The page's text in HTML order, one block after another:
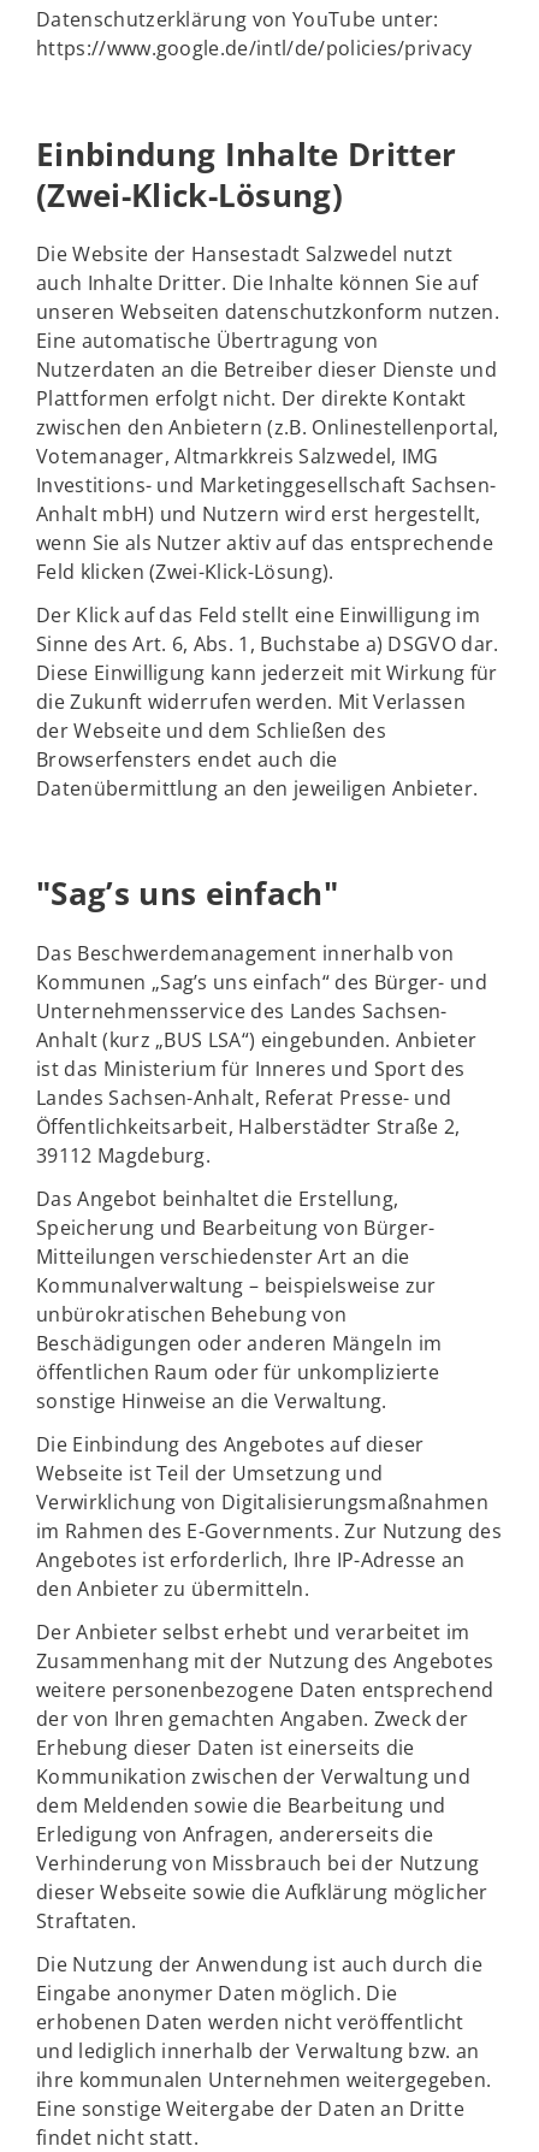
Datenschutzerklärung von YouTube unter:
https://www.google.de/intl/de/policies/privacy
Einbindung Inhalte Dritter
(Zwei-Klick-Lösung)
Die Website der Hansestadt Salzwedel nutzt
auch Inhalte Dritter. Die Inhalte können Sie auf
unseren Webseiten datenschutzkonform nutzen.
Eine automatische Übertragung von
Nutzerdaten an die Betreiber dieser Dienste und
Plattformen erfolgt nicht. Der direkte Kontakt
zwischen den Anbietern (z.B. Onlinestellenportal,
Votemanager, Altmarkkreis Salzwedel, IMG
Investitions- und Marketinggesellschaft Sachsen-
Anhalt mbH) und Nutzern wird erst hergestellt,
wenn Sie als Nutzer aktiv auf das entsprechende
Feld klicken (Zwei-Klick-Lösung).
Der Klick auf das Feld stellt eine Einwilligung im
Sinne des Art. 6, Abs. 1, Buchstabe a) DSGVO dar.
Diese Einwilligung kann jederzeit mit Wirkung für
die Zukunft widerrufen werden. Mit Verlassen
der Webseite und dem Schließen des
Browserfensters endet auch die
Datenübermittlung an den jeweiligen Anbieter.
"Sag’s uns einfach"
Das Beschwerdemanagement innerhalb von
Kommunen „Sag’s uns einfach“ des Bürger- und
Unternehmensservice des Landes Sachsen-
Anhalt (kurz „BUS LSA“) eingebunden. Anbieter
ist das Ministerium für Inneres und Sport des
Landes Sachsen-Anhalt, Referat Presse- und
Öffentlichkeitsarbeit, Halberstädter Straße 2,
39112 Magdeburg.
Das Angebot beinhaltet die Erstellung,
Speicherung und Bearbeitung von Bürger-
Mitteilungen verschiedenster Art an die
Kommunalverwaltung – beispielsweise zur
unbürokratischen Behebung von
Beschädigungen oder anderen Mängeln im
öffentlichen Raum oder für unkomplizierte
sonstige Hinweise an die Verwaltung.
Die Einbindung des Angebotes auf dieser
Webseite ist Teil der Umsetzung und
Verwirklichung von Digitalisierungsmaßnahmen
im Rahmen des E-Governments. Zur Nutzung des
Angebotes ist erforderlich, Ihre IP-Adresse an
den Anbieter zu übermitteln.
Der Anbieter selbst erhebt und verarbeitet im
Zusammenhang mit der Nutzung des Angebotes
weitere personenbezogene Daten entsprechend
der von Ihren gemachten Angaben. Zweck der
Erhebung dieser Daten ist einerseits die
Kommunikation zwischen der Verwaltung und
dem Meldenden sowie die Bearbeitung und
Erledigung von Anfragen, andererseits die
Verhinderung von Missbrauch bei der Nutzung
dieser Webseite sowie die Aufklärung möglicher
Straftaten.
Die Nutzung der Anwendung ist auch durch die
Eingabe anonymer Daten möglich. Die
erhobenen Daten werden nicht veröffentlicht
und lediglich innerhalb der Verwaltung bzw. an
ihre kommunalen Unternehmen weitergegeben.
Eine sonstige Weitergabe der Daten an Dritte
findet nicht statt.